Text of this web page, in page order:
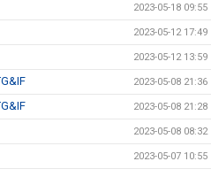
2023-05-18 09:55
2023-05-12 17:49
2023-05-12 13:59
2023-05-08 21:36
2023-05-08 21:28
2023-05-08 08:32
2023-05-07 10:55